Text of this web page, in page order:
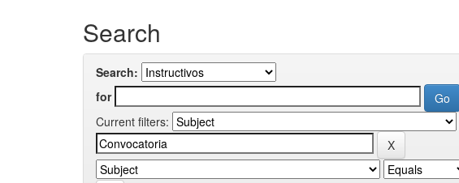
Search
Search:
for
Current filters: